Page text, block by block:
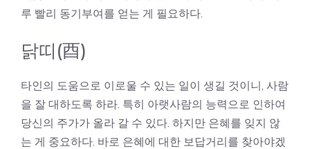
루 빨리 동기부여를 얻는 게 필요하다.
닭띠(酉)
타인의 도움으로 이로울 수 있는 일이 생길 것이니, 사람
을 잘 대하도록 하라. 특히 아랫사람의 능력으로 인하여
당신의 주가가 올라 갈 수 있다. 하지만 은혜를 잊지 않
는 게 중요하다. 바로 은혜에 대한 보답거리를 찾아야겠